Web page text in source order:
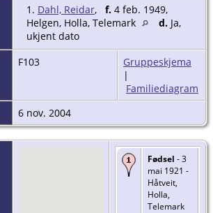
1. Dahl, Reidar, f. 4 feb. 1949,
Helgen, Holla, Telemark
d. Ja,
ukjent dato
F103
Gruppeskjema
|
Familiediagram
6 nov. 2004
Fødsel - 3
mai 1921 -
Håtveit,
Holla,
Telemark